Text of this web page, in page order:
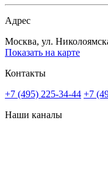
Адрес
Москва, ул.
Показать на карте
Контакты
+7 (495) 225-34-44 +7
Наши каналы